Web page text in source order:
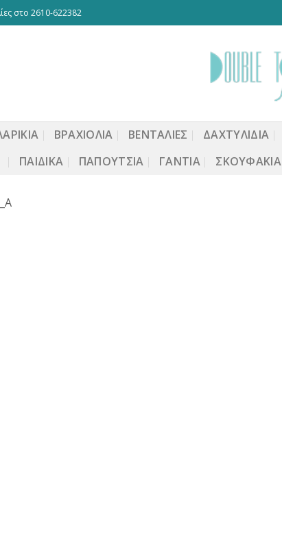
στο 2610-622382
ΒΡΑΧΙΟΛΙΑ ΒΕΝΤΆΛΙΕΣ ΔΑΧΤΥΛΙΔΙΑ
ΠΑΙΔΙΚΆ
ΠΑΠΟΎΤΣΙΑ ΓΆΝΤΙΑ ΣΚΟΥΦΆΚΙΑ